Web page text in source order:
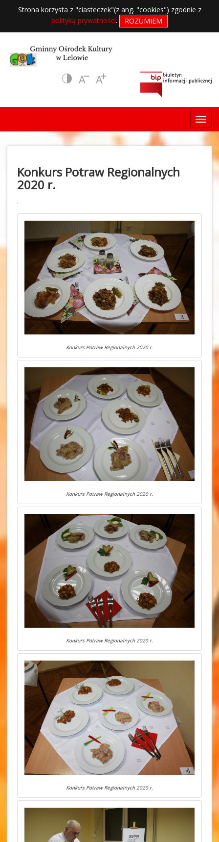
Strona korzysta z "ciasteczek"(z ang. "cookies") zgodnie z
polityką prywatności. ROZUMIEM
Konkurs Potraw Regionalnych
2020 r.
.
Konkurs Potraw Regionalnych 2020 r.
Konkurs Potraw Regionalnych 2020 r.
Konkurs Potraw Regionalnych 2020 r.
Konkurs Potraw Regionalnych 2020 r.